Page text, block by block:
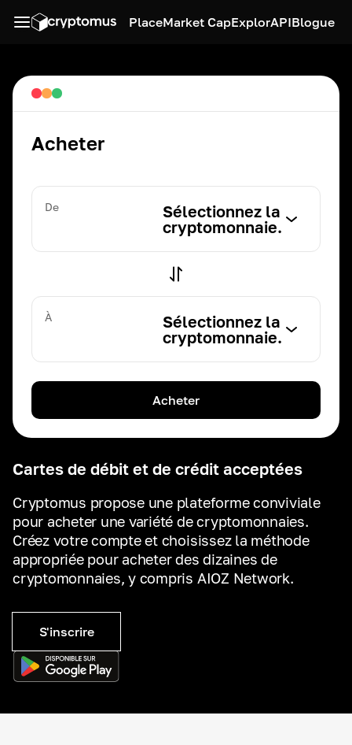
PlaceMarket CapExplorAPIBlogue
Cartes de débit et de crédit acceptées
Cryptomus propose une plateforme conviviale
pour acheter une variété de cryptomonnaies.
Créez votre compte et choisissez la méthode
appropriée pour acheter des dizaines de
cryptomonnaies, y compris AIOZ Network.
S'inscrire
Acheter
De
Sélectionnez la
cryptomonnaie.
À
Sélectionnez la
cryptomonnaie.
Acheter